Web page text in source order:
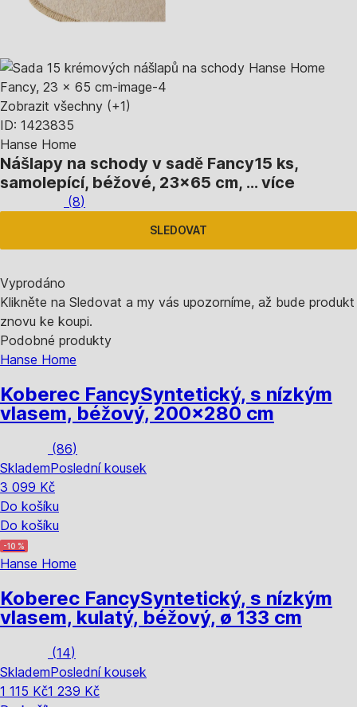
Zobrazit všechny (+1)
ID: 1423835
Hanse Home
Nášlapy na schody v sadě Fancy15 ks,
samolepící, béžové, 23x65 cm, … více
(8)
SLEDOVAT
Vyprodáno
Klikněte na Sledovat a my vás upozorníme, až bude produkt
znovu ke koupi.
Podobné produkty
Hanse Home
Koberec FancySyntetický, s nízkým
vlasem, béžový, 200x280 cm
(86)
SklademPoslední kousek
3 099 Kč
Do košíku
Do košíku
-10 %
Hanse Home
Koberec FancySyntetický, s nízkým
vlasem, kulatý, béžový, ø 133 cm
(14)
SklademPoslední kousek
1 115 Kč1 239 Kč